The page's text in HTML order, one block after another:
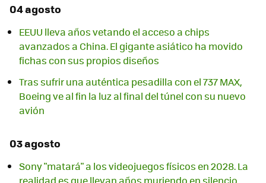
04 agosto
EEUU lleva años vetando el acceso a chips
avanzados a China. El gigante asiático ha movido
fichas con sus propios diseños
Tras sufrir una auténtica pesadilla con el 737 MAX,
Boeing ve al fin la luz al final del túnel con su nuevo
avión
03 agosto
Sony "matará" a los videojuegos físicos en 2028. La